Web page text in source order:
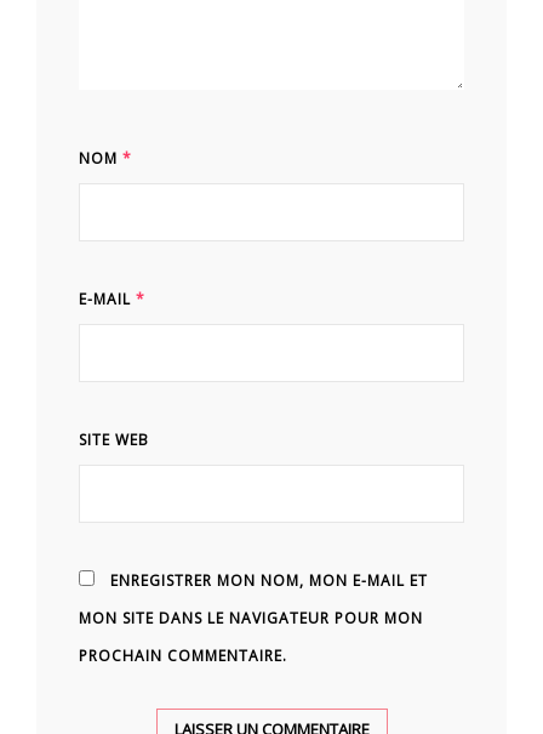
NOM *
E-MAIL *
SITE WEB
ENREGISTRER MON NOM, MON E-MAIL ET
MON SITE DANS LE NAVIGATEUR POUR MON
PROCHAIN COMMENTAIRE.